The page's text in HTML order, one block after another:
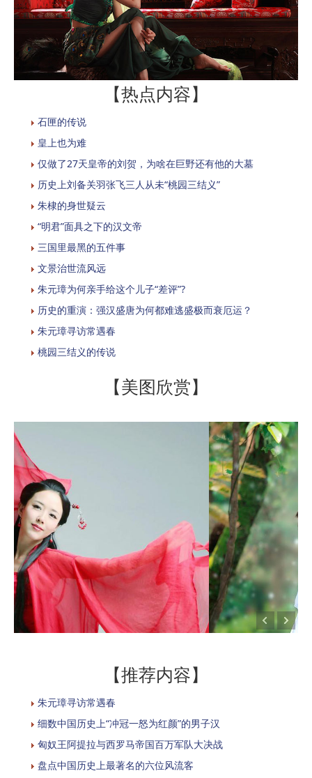
【热点内容】
石匣的传说
皇上也为难
仅做了27天皇帝的刘贺，为啥在巨野还有他的大墓
历史上刘备关羽张飞三人从未“桃园三结义”
朱棣的身世疑云
“明君”面具之下的汉文帝
三国里最黑的五件事
文景治世流风远
朱元璋为何亲手给这个儿子“差评”?
历史的重演：强汉盛唐为何都难逃盛极而衰厄运？
朱元璋寻访常遇春
桃园三结义的传说
【美图欣赏】
【推荐内容】
朱元璋寻访常遇春
细数中国历史上“冲冠一怒为红颜”的男子汉
匈奴王阿提拉与西罗马帝国百万军队大决战
盘点中国历史上最著名的六位风流客